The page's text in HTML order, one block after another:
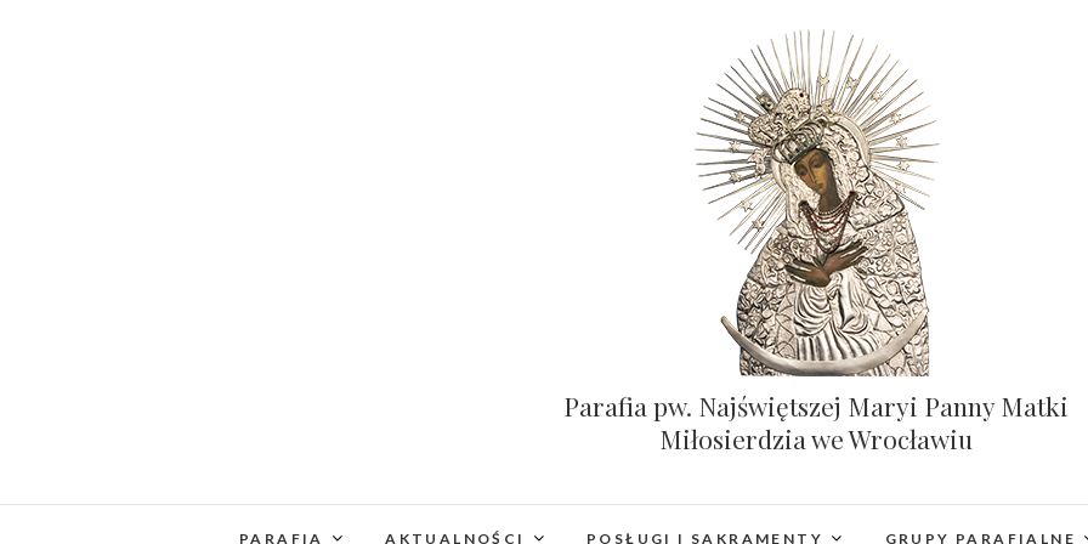
Parafia pw. Najświętszej Maryi Panny Matki
Miłosierdzia we Wrocławiu
PARAFIA AKTUALNOŚCI POSŁUGI I SAKRAMENTY GRUPY PARAFIALNE